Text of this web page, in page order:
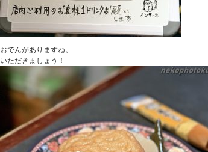
おでんがありますね。
いただきましょう！